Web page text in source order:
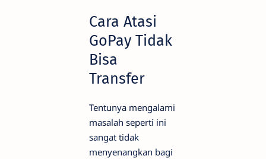
Cara Atasi
GoPay Tidak
Bisa
Transfer
Tentunya mengalami
masalah seperti ini
sangat tidak
menyenangkan bagi